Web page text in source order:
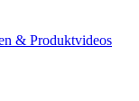
& Produktvideos